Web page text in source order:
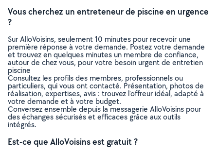
Vous cherchez un entreteneur de piscine en urgence
?
Sur AlloVoisins, seulement 10 minutes pour recevoir une
première réponse à votre demande. Postez votre demande
et trouvez en quelques minutes un membre de confiance,
autour de chez vous, pour votre besoin urgent de entretien
piscine
Consultez les profils des membres, professionnels ou
particuliers, qui vous ont contacté. Présentation, photos de
réalisation, expertises, avis : trouvez l'offreur idéal, adapté à
votre demande et à votre budget.
Conversez ensemble depuis la messagerie AlloVoisins pour
des échanges sécurisés et efficaces grâce aux outils
intégrés.
Est-ce que AlloVoisins est gratuit ?